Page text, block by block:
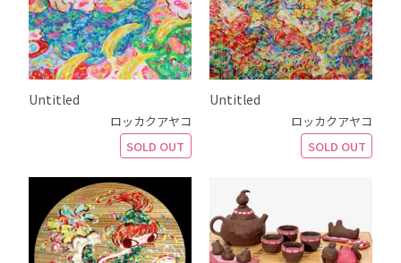
Untitled
ロッカクアヤコ
SOLD OUT
Untitled
ロッカクアヤコ
SOLD OUT